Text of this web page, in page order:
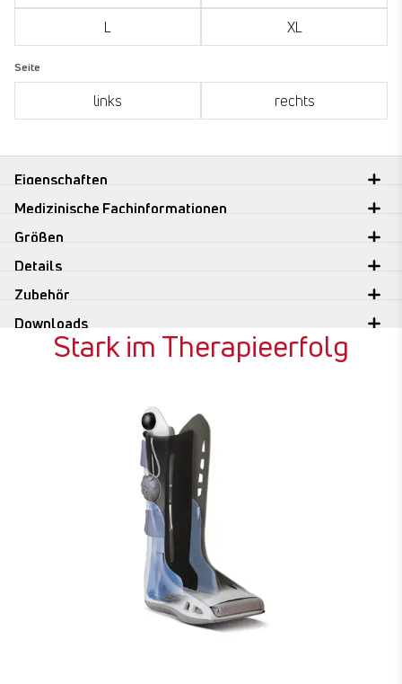
L
XL
Seite
links rechts
Eigenschaften
Medizinische Fachinformationen
Größen
Details
Zubehör
Downloads
Stark im Therapieerfolg